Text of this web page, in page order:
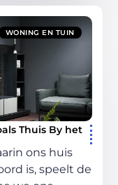
WONING EN TUIN
Thuis By het
ons huis
is, speelt de